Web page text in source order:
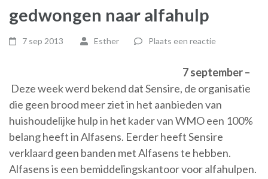
gedwongen naar alfahulp
7 sep 2013 Esther Plaats een reactie
7 september –
Deze week werd bekend dat Sensire, de organisatie
die geen brood meer ziet in het aanbieden van
huishoudelijke hulp in het kader van WMO een 100%
belang heeft in Alfasens. Eerder heeft Sensire
verklaard geen banden met Alfasens te hebben.
Alfasens is een bemiddelingskantoor voor alfahulpen.